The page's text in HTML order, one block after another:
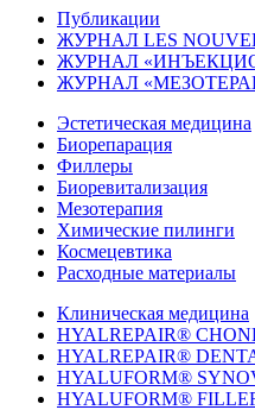
Публикации
ЖУРНАЛ LES
ЖУРНАЛ
ЖУРНАЛ
Эстетическая медицина
Биорепарация
Филлеры
Биоревитализация
Мезотерапия
Химические пилинги
Космецевтика
Расходные материалы
Клиническая медицина
HYALREPAIR®
HYALREPAIR®
HYALUFORM®
HYALUFORM®